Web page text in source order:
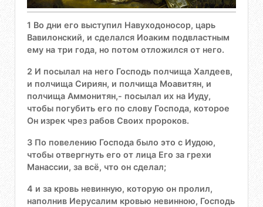
1 Во дни его выступил Навуходоносор, царь
Вавилонский, и сделался Иоаким подвластным
ему на три года, но потом отложился от него.
2 И посылал на него Господь полчища Халдеев,
и полчища Сириян, и полчища Моавитян, и
полчища Аммонитян,- посылал их на Иуду,
чтобы погубить его по слову Господа, которое
Он изрек чрез рабов Своих пророков.
3 По повелению Господа было это с Иудою,
чтобы отвергнуть его от лица Его за грехи
Манассии, за всё, что он сделал;
4 и за кровь невинную, которую он пролил,
наполнив Иерусалим кровью невинною, Господь